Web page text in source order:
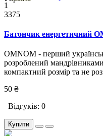
1
3375
Батончик енергетичний
OMNOM - перший
розроблений
компактний розмір та не
50 ₴
Відгуків: 0
Купити